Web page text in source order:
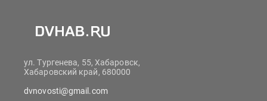
ул. Тургенева, 55, Хабаровск,
Хабаровский край, 680000
dvnovosti@gmail.com